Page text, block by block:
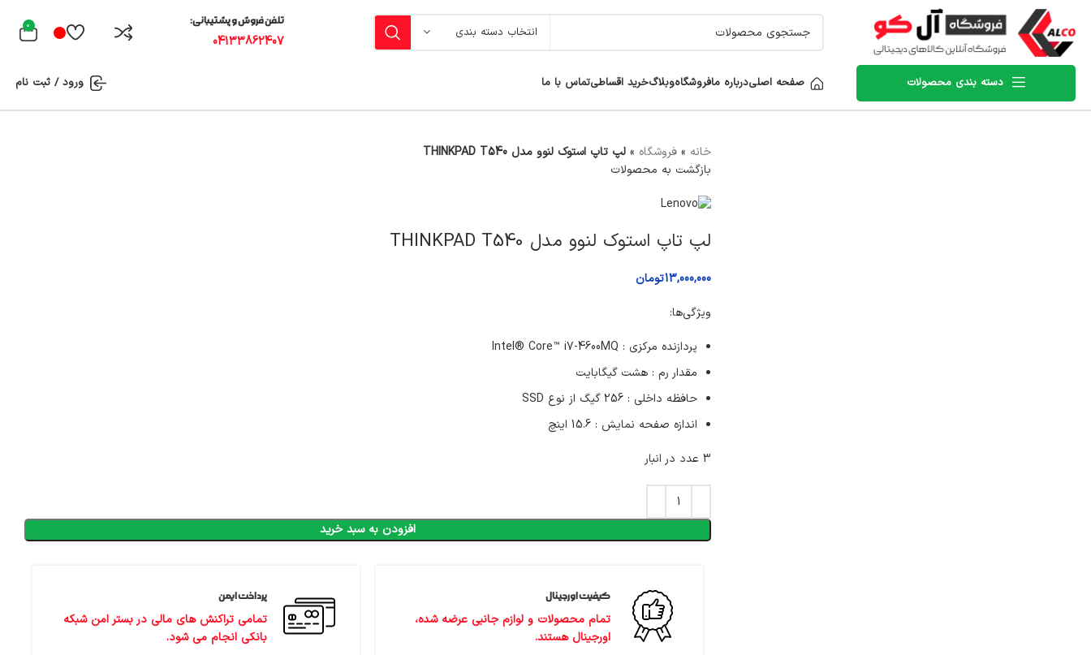
انتخاب دسته بندی
تلفن فروش و پشتیبانی:
04133862407
0
دسته بندی محصولات صفحه اصلیدرباره مافروشگاهوبلاگخرید اقساطیتماس با ما ورود / ثبت نام
خانه » فروشگاه » لپ تاپ استوک لنوو مدل THINKPAD T540
بازگشت به محصولات
لپ تاپ استوک لنوو مدل THINKPAD T540
13,000,000تومان
ویژگی‌ها:
پردازنده مرکزی : Intel® Core™ i7-4600MQ
مقدار رم : هشت گیگابایت
حافظه داخلی : 256 گیگ از نوع SSD
اندازه صفحه نمایش : 15.6 اینچ
3 عدد در انبار
افزودن به سبد خرید
کیفیت اورجینال
تمام محصولات و لوازم جانبی عرضه شده،
اورجینال هستند.
پرداخت ایمن
تمامی تراکنش های مالی در بستر امن شبکه
بانکی انجام می شود.